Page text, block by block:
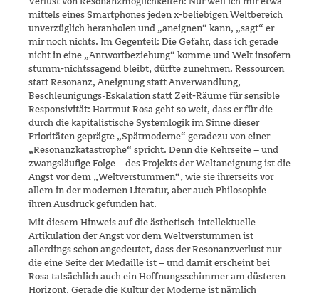
mittels eines Smartphones jeden x‑beliebigen Weltbereich
unverzüglich heranholen und „aneignen“ kann, „sagt“ er
mir noch nichts. Im Gegen­teil: Die Gefahr, dass ich gerade
nicht in eine „Antwortbeziehung“ komme und Welt insofern
stumm‑nichtssagend bleibt, dürfte zuneh­men. Ressourcen
statt Resonanz, Aneignung statt Anverwandlung,
Beschleunigungs-Eskalation statt Zeit‑Räume für sensible
Responsivi­tät: Hartmut Rosa geht so weit, dass er für die
durch die kapitalistische Systemlogik im Sinne dieser
Prioritäten geprägte „Spätmoderne“ gera­dezu von einer
„Resonanzkatastrophe“ spricht. Denn die Kehrseite – und
zwangsläufige Folge – des Projekts der Weltaneignung ist die
Angst vor dem „Weltverstummen“, wie sie ihrerseits vor
allem in der moder­nen Literatur, aber auch Philosophie
ihren Ausdruck gefunden hat.
Mit diesem Hinweis auf die ästhetisch-intellektuelle
Artikulation der Angst vor dem Weltverstummen ist
allerdings schon angedeutet, dass der Resonanzverlust nur
die eine Seite der Medaille ist – und damit erscheint bei
Rosa tatsächlich auch ein Hoffnungsschimmer am düste­ren
Horizont. Gerade die Kultur der Moderne ist nämlich